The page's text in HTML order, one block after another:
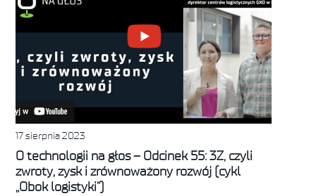
17 sierpnia 2023
O technologii na głos – Odcinek 55: 3Z, czyli
zwroty, zysk i zrównoważony rozwój (cykl
„Obok logistyki”)